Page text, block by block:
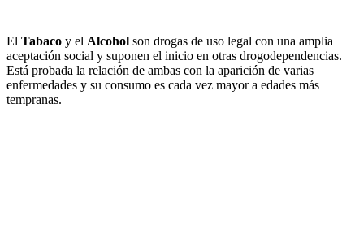
El Tabaco y el Alcohol son drogas de uso legal con una amplia
aceptación social y suponen el inicio en otras drogodependencias.
Está probada la relación de ambas con la aparición de varias
enfermedades y su consumo es cada vez mayor a edades más
tempranas.